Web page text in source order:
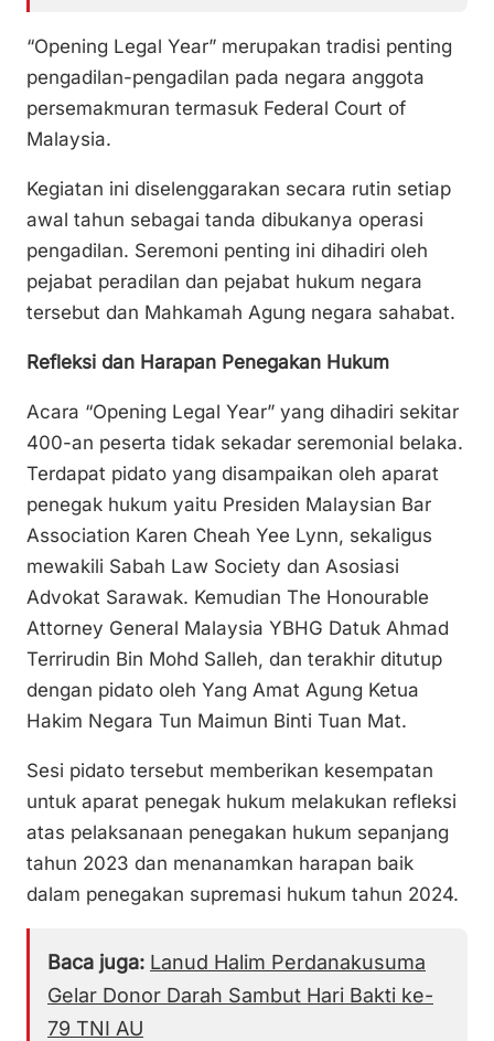
“Opening Legal Year” merupakan tradisi penting
pengadilan-pengadilan pada negara anggota
persemakmuran termasuk Federal Court of
Malaysia.
Kegiatan ini diselenggarakan secara rutin setiap
awal tahun sebagai tanda dibukanya operasi
pengadilan. Seremoni penting ini dihadiri oleh
pejabat peradilan dan pejabat hukum negara
tersebut dan Mahkamah Agung negara sahabat.
Refleksi dan Harapan Penegakan Hukum
Acara “Opening Legal Year” yang dihadiri sekitar
400-an peserta tidak sekadar seremonial belaka.
Terdapat pidato yang disampaikan oleh aparat
penegak hukum yaitu Presiden Malaysian Bar
Association Karen Cheah Yee Lynn, sekaligus
mewakili Sabah Law Society dan Asosiasi
Advokat Sarawak. Kemudian The Honourable
Attorney General Malaysia YBHG Datuk Ahmad
Terrirudin Bin Mohd Salleh, dan terakhir ditutup
dengan pidato oleh Yang Amat Agung Ketua
Hakim Negara Tun Maimun Binti Tuan Mat.
Sesi pidato tersebut memberikan kesempatan
untuk aparat penegak hukum melakukan refleksi
atas pelaksanaan penegakan hukum sepanjang
tahun 2023 dan menanamkan harapan baik
dalam penegakan supremasi hukum tahun 2024.
Baca juga: Lanud Halim Perdanakusuma
Gelar Donor Darah Sambut Hari Bakti ke-
79 TNI AU